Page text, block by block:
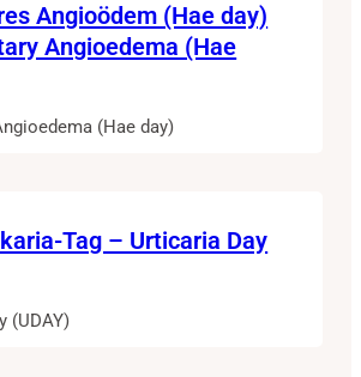
Angioödem (Hae day)
Angioedema (Hae
(Hae day)
Tag – Urticaria Day
(UDAY)